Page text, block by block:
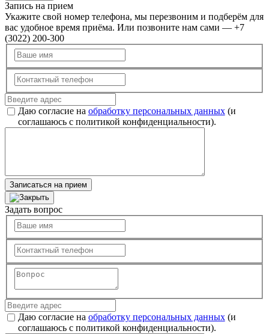
Запись на прием
Укажите свой номер телефона, мы перезвоним и подберём для
вас удобное время приёма. Или позвоните нам сами — +7
(3022) 200-300
Даю согласие на обработку персональных данных(и
соглашаюсь с политикой конфиденциальности).
Записаться на прием
Задать вопрос
Даю согласие на обработку персональных данных(и
соглашаюсь с политикой конфиденциальности).